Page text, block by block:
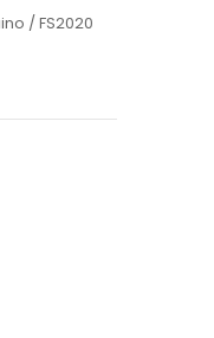
/ FS2020